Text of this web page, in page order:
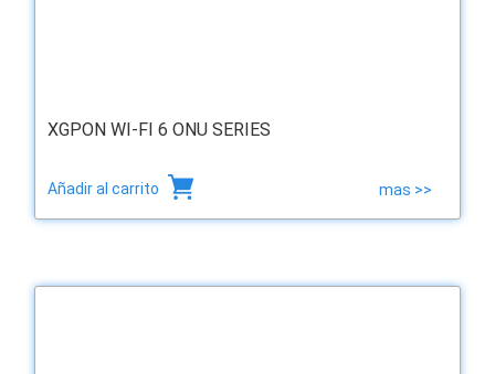
XGPON WI-FI 6 ONU SERIES
Añadir al carrito mas >>